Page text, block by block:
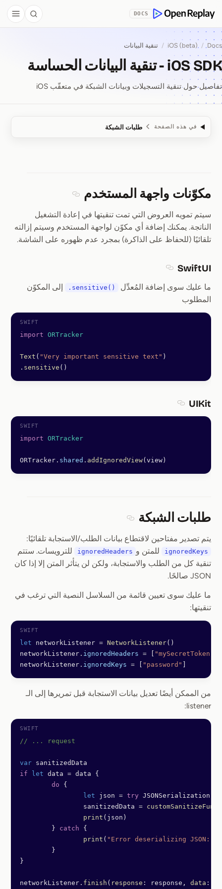
OpenReplay
DOCS
Search
Docs
/
iOS (beta)
/ تنقية البيانات
iOS SDK - تنقية البيانات الحساسة
تفاصيل حول تنقية التسجيلات وبيانات الشبكة في متعقّب iOS
في هذه الصفحة طلبات الشبكة
مكوّنات واجهة المستخدم
سيتم تمويه العروض التي تمت تنقيتها في إعادة التشغيل
الناتجة. يمكنك إضافة أي مكوّن لواجهة المستخدم وسيتم إزالته
تلقائيًا (للحفاظ على الذاكرة) بمجرد عدم ظهوره على الشاشة.
SwiftUI
ما عليك سوى إضافة المُعدِّل
.sensitive()
إلى المكوّن
المطلوب
import ORTracker
Text ( "Very important sensitive text" )
. sensitive ()
UIKit
import ORTracker
ORTracker. shared . addIgnoredView(view)
طلبات الشبكة
يتم تصدير مفتاحين لاقتطاع بيانات الطلب/الاستجابة تلقائيًا:
ignoredKeys للمتن و ignoredHeaders
للترويسات. ستتم
تنقية كل من الطلب والاستجابة، ولكن لن يتأثر المتن إلا إذا كان
JSON صالحًا.
ما عليك سوى تعيين قائمة من السلاسل النصية التي ترغب في
تنقيتها:
let networkListener = NetworkListener()
networkListener. ignoredHeaders = "mySecretToken"
networkListener. ignoredKeys = "password"
من الممكن أيضًا تعديل بيانات الاستجابة قبل تمريرها إلى الـ
listener:
// ... request
var sanitizedData
if let data = data {
	do
{
		let
json = try JSONSerialization.
		sanitizedData
=
		print
(json)
	}
catch {
		print
( "Error deserializing JSON:
	}
}
networkListener. finish ( response : response, data :